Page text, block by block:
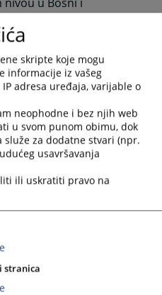
Distrikt Bosne i
sudovime u
organima u vezi sa
sudija Ustavnog
sudija u
i Hercegovine.
skripte koje mogu
informacije iz vašeg
adresa uređaja, varijable o
neophodne i bez njih web
u svom punom obimu, dok
za dodatne stvari (npr.
usavršavanja
ili uskratiti pravo na
stranica